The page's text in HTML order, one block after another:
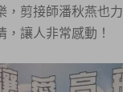
，剪接師潘秋燕也
讓人非常感動！